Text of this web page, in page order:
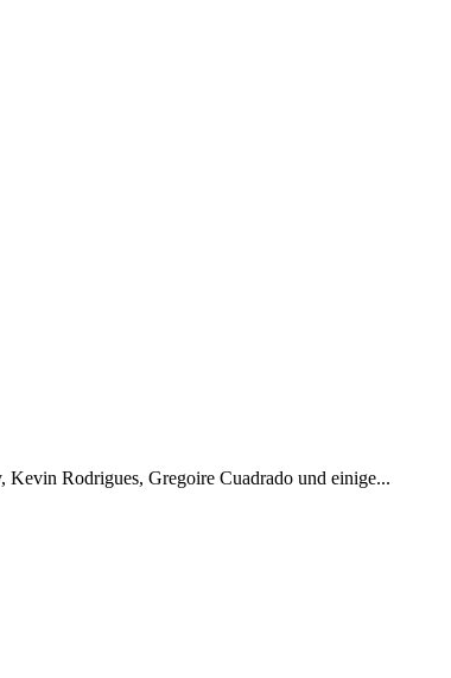
Kevin Rodrigues, Gregoire Cuadrado und einige...